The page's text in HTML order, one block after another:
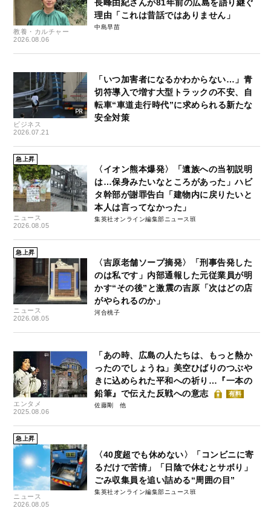
教養・カルチャー
2026.08.06
長峰由紀さんが81年前の広島を語り継ぐ
理由「これは昔話ではありません」
中島早苗
ビジネス
2026.07.21
「いつ加害者になるかわからない…」青
切符導入で増す大型トラックの不安、自
転車“車道走行時代”に求められる新たな
安全対策
急上昇
ニュース
2026.08.05
〈イオン熊本爆発〉「遺族への当初説明
は…保身みたいなところがあった」ハビ
タ幹部が謝罪告白「建物内に戻りたいと
本人は言ってなかった」
集英社オンライン編集部ニュース班
急上昇
ニュース
2026.08.05
〈吉原老舗ソープ摘発〉「刑事告発した
のは私です」内部通報した元従業員が明
かす“その後”と激震の吉原「次はどの店
がやられるのか」
河合桃子
エンタメ
2025.08.06
「あの時、広島の人たちは、もっと熱か
ったのでしょうね」美空ひばりのつぶや
きに込められた平和への祈り…『一本の
鉛筆』で伝えた反戦への意志
有料
佐藤剛
急上昇
ニュース
2026.08.05
〈40度超でも休めない〉「コンビニに寄
るだけで苦情」「日陰で休むとサボり」
ごみ収集員を追い詰める“周囲の目”
集英社オンライン編集部ニュース班